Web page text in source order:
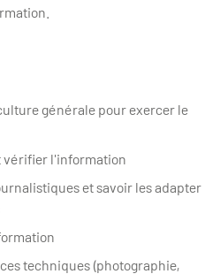
générale pour exercer le
vérifier l'information
et savoir les adapter
techniques (photographie,